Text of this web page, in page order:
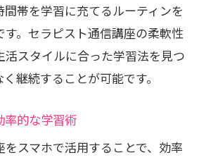
帯を学習に充てるルーティンを
。セラピスト通信講座の柔軟性
活スタイルに合った学習法を見つ
継続することが可能です。
率的な学習術
スマホで活用することで、効率